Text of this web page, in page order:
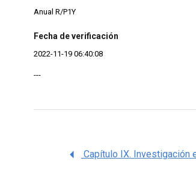
Anual R/P1Y
Fecha de verificación
2022-11-19 06:40:08
---